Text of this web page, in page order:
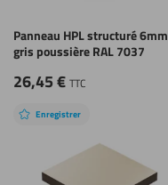
Panneau HPL structuré 6mm
gris poussière RAL 7037
26,45€ TTC
Enregistrer